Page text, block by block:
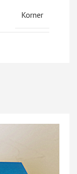
Korner